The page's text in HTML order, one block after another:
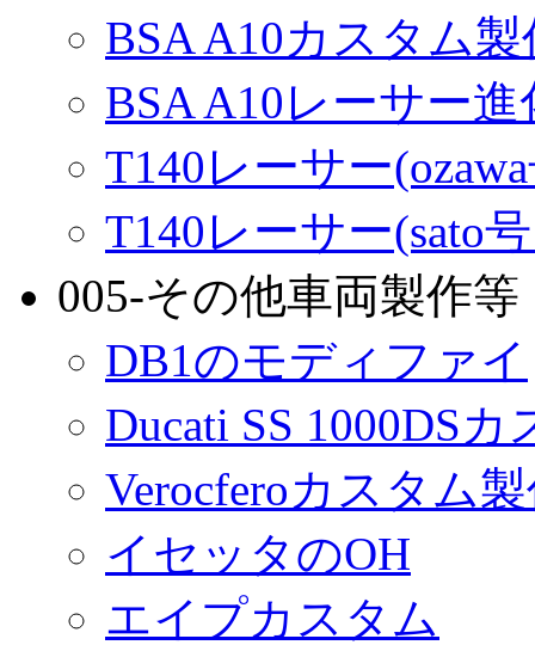
BSA A10カスタム製
BSA A10レーサー進
T140レーサー
T140レーサー(sato
005-その他車両製作等
DB1のモディファイ
Ducati SS 1000DSカ
Verocferoカスタム
イセッタのOH
エイプカスタム